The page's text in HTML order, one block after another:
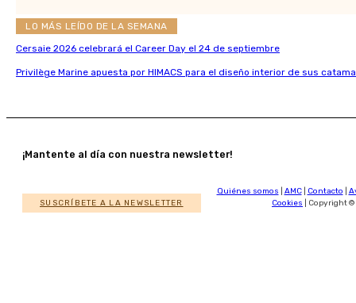
LO MÁS LEÍDO DE LA SEMANA
Cersaie 2026 celebrará el Career Day el 24 de septiembre
Privilège Marine apuesta por HIMACS para el diseño interior de sus
¡Mantente al día con nuestra newsletter!
SUSCRÍBETE A LA NEWSLETTER
Quiénes somos AMC| Contacto
Cookies | Copyright